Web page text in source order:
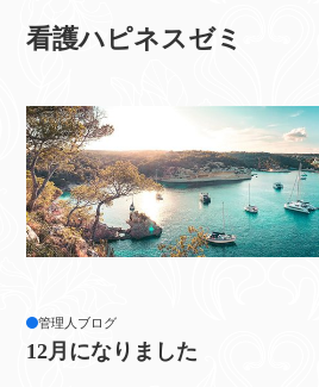
看護ハピネスゼミ
12月になりました
管理人ブログ